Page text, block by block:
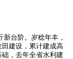
台阶。岁稔年丰，
建设，累计建成高
，去年全省水利建